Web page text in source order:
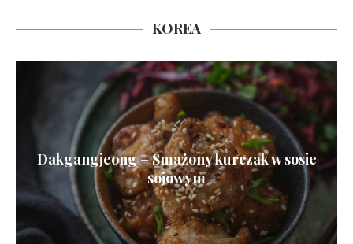
KOREA
Dakgangjeong – Smażony kurczak w sosie
sojowym